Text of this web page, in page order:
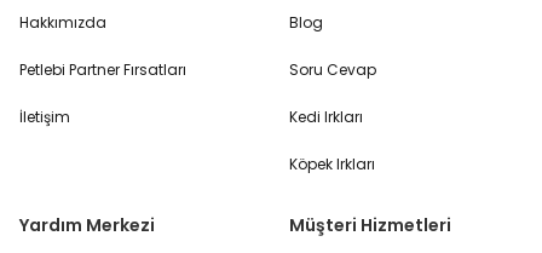
Hakkımızda
Petlebi Partner Fırsatları
İletişim
Blog
Soru Cevap
Kedi Irkları
Köpek Irkları
Yardım Merkezi Müşteri Hizmetleri